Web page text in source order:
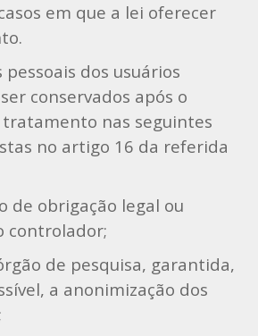
em que a lei oferecer
dos usuários
conservados após o
nas seguintes
no artigo 16 da referida
de obrigação legal ou
controlador;
de pesquisa, garantida,
a anonimização dos